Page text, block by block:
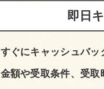
即日
すぐにキャッシュバ
金額や受取条件、受